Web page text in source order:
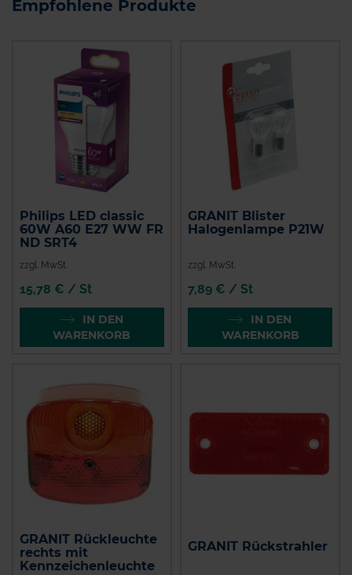
Empfohlene Produkte
Philips LED classic
60W A60 E27 WW FR
ND SRT4
zzgl. MwSt.
15,78 € / St
IN DEN
WARENKORB
GRANIT Blister
Halogenlampe P21W
zzgl. MwSt.
7,89 € / St
IN DEN
WARENKORB
GRANIT Rückleuchte
rechts mit
Kennzeichenleuchte
GRANIT Rückstrahler